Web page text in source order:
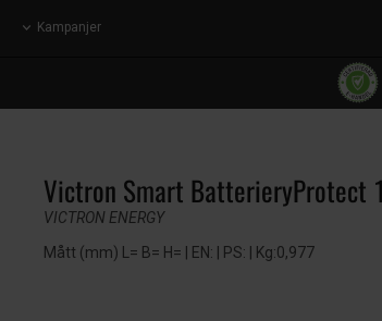
Kampanjer
Victron Smart BatterieryProtect
VICTRON ENERGY
Mått (mm) L= B= H= | EN: | PS: | Kg:0,977